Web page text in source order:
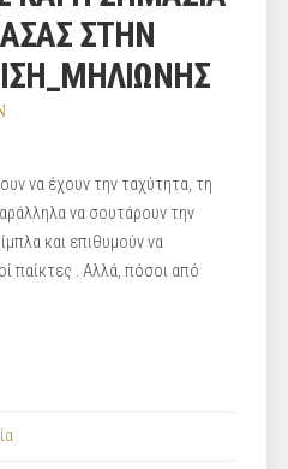
ΣΤΗΝ
να έχουν την ταχύτητα, τη
να σουτάρουν την
και επιθυμούν να
παίκτες . Αλλά, πόσοι από